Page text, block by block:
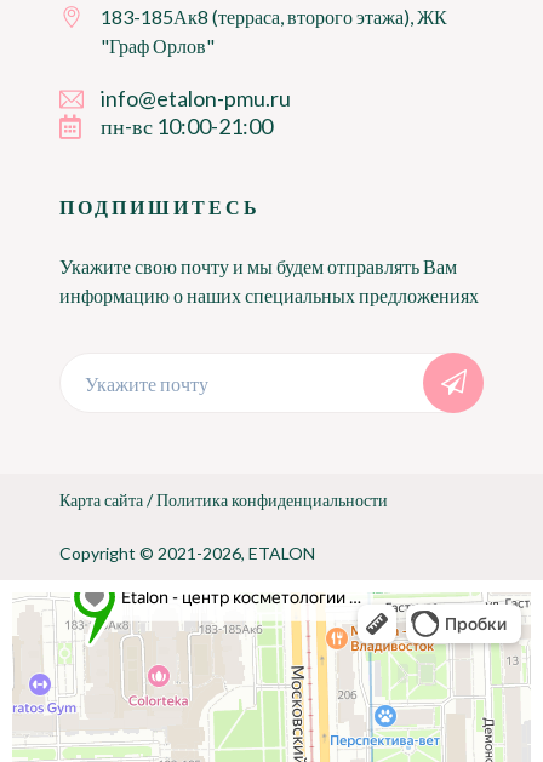
183-185Ак8 (терраса, второго этажа), ЖК
"Граф Орлов"
info@etalon-pmu.ru
пн-вс 10:00-21:00
ПОДПИШИТЕСЬ
Укажите свою почту и мы будем отправлять Вам
информацию о наших специальных предложениях
Укажите почту
Copyright © 2021-2026, ETALON
Карта сайта/Политика конфиденциальности